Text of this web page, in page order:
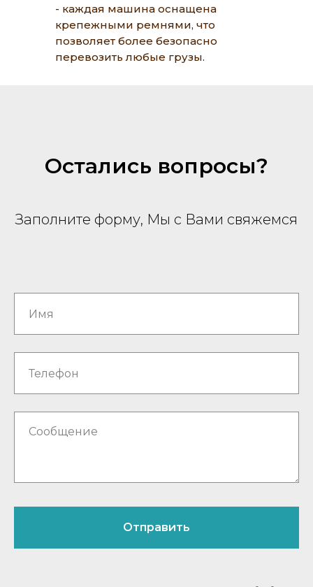
- каждая машина оснащена
крепежными ремнями, что
позволяет более безопасно
перевозить любые грузы.
Остались вопросы?
Заполните форму, Мы с Вами свяжемся
Отправить